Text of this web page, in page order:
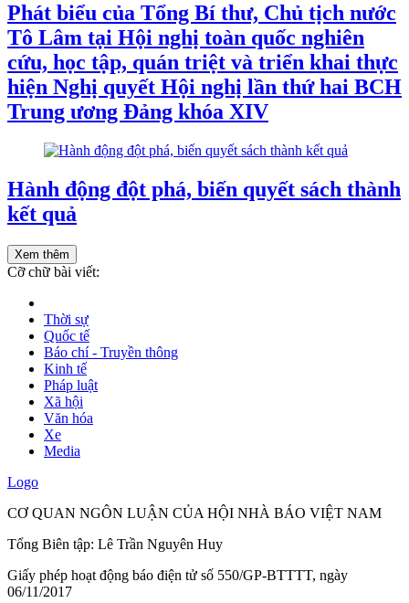
Phát biểu của Tổng Bí thư, Chủ tịch nước
Tô Lâm tại Hội nghị toàn quốc nghiên
cứu, học tập, quán triệt và triển khai thực
hiện Nghị quyết Hội nghị lần thứ hai BCH
Trung ương Đảng khóa XIV
Hành động đột phá, biến quyết sách thành
kết quả
Xem thêm
Cỡ chữ bài viết:
Thời sự
Quốc tế
Báo chí - Truyền thông
Kinh tế
Pháp luật
Xã hội
Văn hóa
Xe
Media
Logo
CƠ QUAN NGÔN LUẬN CỦA HỘI NHÀ BÁO VIỆT NAM
Tổng Biên tập: Lê Trần Nguyên Huy
Giấy phép hoạt động báo điện tử số 550/GP-BTTTT, ngày
06/11/2017